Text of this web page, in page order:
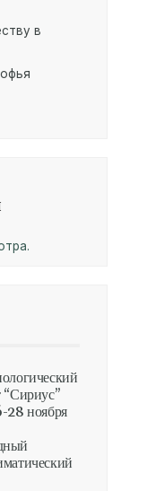
в
“Сириус”
28 ноября